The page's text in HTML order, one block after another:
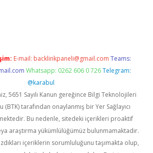
E-mail: backlinkpaneli@gmail.com Teams:
Whatsapp: 0262 606 0 726 Telegram:
@karabul
5651 Sayılı Kanun gereğince Bilgi Teknolojileri
tarafından onaylanmış bir Yer Sağlayıcı
Bu nedenle, sitedeki içerikleri proaktif
araştırma yükümlülüğümüz bulunmamaktadır.
içeriklerin sorumluluğunu taşımakta olup,